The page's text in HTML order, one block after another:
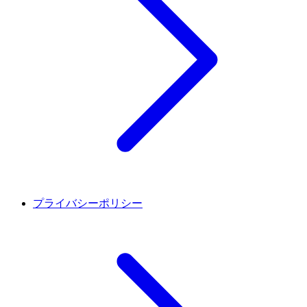
プライバシーポリシー